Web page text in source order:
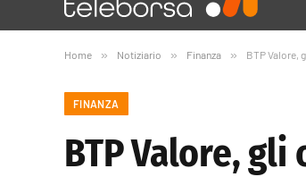
Home » Notiziario » Finanza » BTP Valore,
FINANZA
BTP Valore,